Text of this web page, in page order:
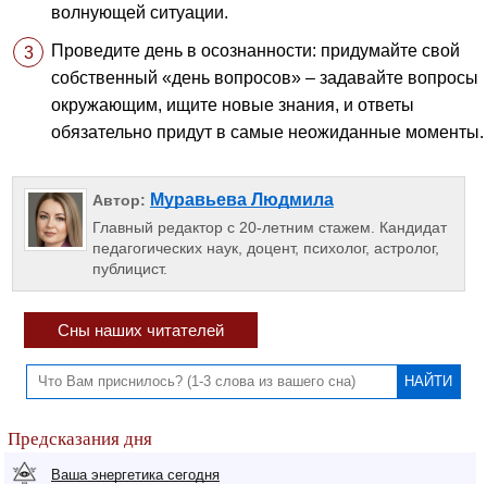
волнующей ситуации.
Проведите день в осознанности: придумайте свой
собственный «день вопросов» – задавайте вопросы
окружающим, ищите новые знания, и ответы
обязательно придут в самые неожиданные моменты.
Автор: Муравьева Людмила
Главный редактор с 20-летним стажем. Кандидат
педагогических наук, доцент, психолог, астролог,
публицист.
Сны наших читателей
Предсказания дня
Ваша энергетика сегодня